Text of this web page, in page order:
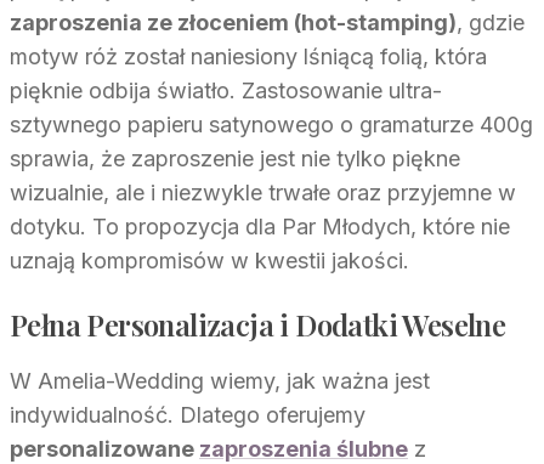
zaproszenia ze złoceniem (hot-stamping), gdzie
motyw róż został naniesiony lśniącą folią, która
pięknie odbija światło. Zastosowanie ultra-
sztywnego papieru satynowego o gramaturze 400g
sprawia, że zaproszenie jest nie tylko piękne
wizualnie, ale i niezwykle trwałe oraz przyjemne w
dotyku. To propozycja dla Par Młodych, które nie
uznają kompromisów w kwestii jakości.
Pełna Personalizacja i Dodatki Weselne
W Amelia-Wedding wiemy, jak ważna jest
indywidualność. Dlatego oferujemy
personalizowane zaproszenia ślubne z